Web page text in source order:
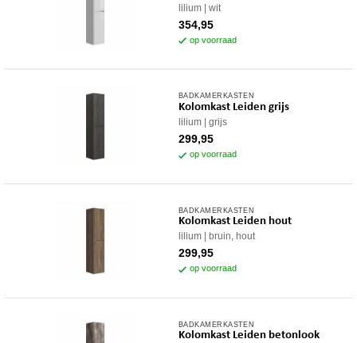
lilium wit
354,95
op voorraad
BADKAMERKASTEN
Kolomkast Leiden grijs
lilium grijs
299,95
op voorraad
BADKAMERKASTEN
Kolomkast Leiden hout
lilium bruin, hout
299,95
op voorraad
BADKAMERKASTEN
Kolomkast Leiden betonlook